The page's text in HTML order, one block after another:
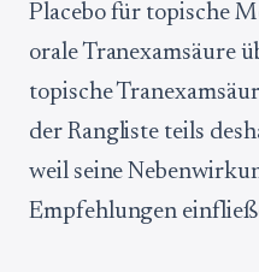
Placebo für topische
orale Tranexamsäure
topische
der Rangliste teils
weil seine
Empfehlungen